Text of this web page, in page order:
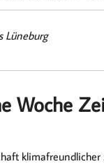
Lüneburg
Woche